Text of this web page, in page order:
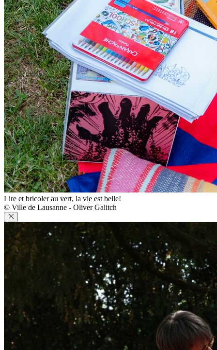
Lire et bricoler au vert, la vie est belle!
© Ville de Lausanne - Oliver Galitch